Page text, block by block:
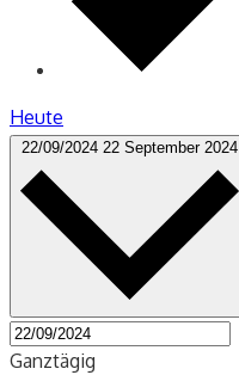
Heute
22/09/2024 22 September 2024
Ganztägig